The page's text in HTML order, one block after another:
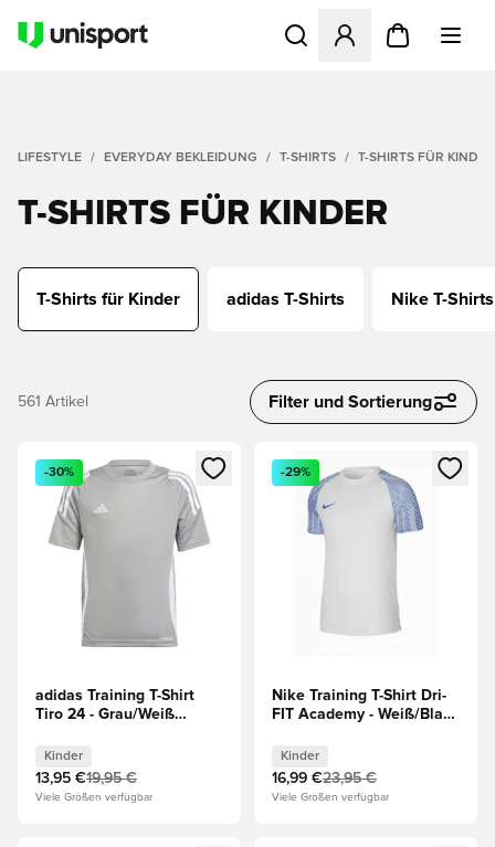
Öffnet ein neues Fenster
LIFESTYLE EVERYDAY BEKLEIDUNG T-SHIRTS T-SHIRTS FÜR KINDER
T-SHIRTS FÜR KINDER
T-Shirts für Kinder adidas T-Shirts Nike T-Shirts
561 Artikel Filter und Sortierung
Öffnet ein neues Fenster zum Anmelden oder Registrieren
-30%
adidas Training T-Shirt
Tiro 24 - Grau/Weiß
Kinder
13,95 €19,95 €
Viele Größen verfügbar
Öffnet ein neues Fenster
-29%
Nike Training T-Shirt Dri-
FIT Academy - Weiß/Blau
Kinder
16,99 €23,95 €
Viele Größen verfügbar